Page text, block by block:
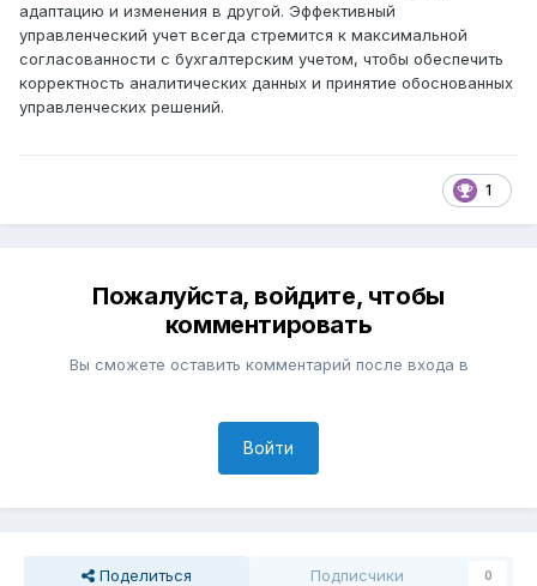
адаптацию и изменения в другой. Эффективный
управленческий учет всегда стремится к максимальной
согласованности с бухгалтерским учетом, чтобы обеспечить
корректность аналитических данных и принятие обоснованных
управленческих решений.
1
Пожалуйста, войдите, чтобы
комментировать
Вы сможете оставить комментарий после входа в
Войти
Поделиться Подписчики 0